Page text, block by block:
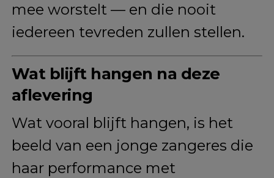
mee worstelt — en die nooit
iedereen tevreden zullen stellen.
Wat blijft hangen na deze
aflevering
Wat vooral blijft hangen, is het
beeld van een jonge zangeres die
haar performance met